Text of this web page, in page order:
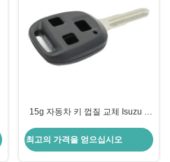
15g 자동차 키 껍질 교체 Isuzu 3
최고의 가격을 얻으십시오